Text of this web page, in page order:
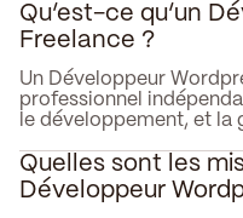
Qu’est-ce qu’un
Freelance ?
Un Développeur
professionnel
le développement, et la
Quelles sont les
Développeur